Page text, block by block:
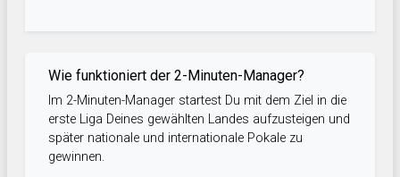
Wie funktioniert der 2-Minuten-Manager?
Im 2-Minuten-Manager startest Du mit dem Ziel in die
erste Liga Deines gewählten Landes aufzusteigen und
später nationale und internationale Pokale zu
gewinnen.